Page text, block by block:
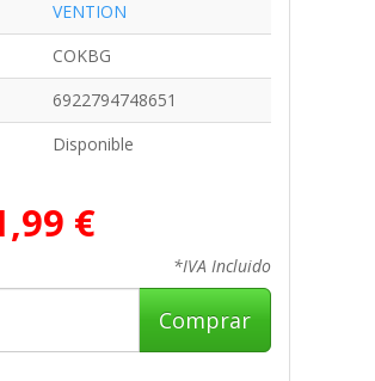
VENTION
COKBG
6922794748651
Disponible
€
*IVA Incluido
Comprar